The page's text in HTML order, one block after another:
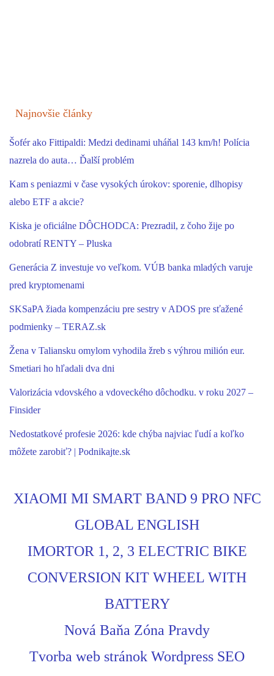
Najnovšie články
Šofér ako Fittipaldi: Medzi dedinami uháňal 143 km/h! Polícia
nazrela do auta… Ďalší problém
Kam s peniazmi v čase vysokých úrokov: sporenie, dlhopisy
alebo ETF a akcie?
Kiska je oficiálne DÔCHODCA: Prezradil, z čoho žije po
odobratí RENTY – Pluska
Generácia Z investuje vo veľkom. VÚB banka mladých varuje
pred kryptomenami
SKSaPA žiada kompenzáciu pre sestry v ADOS pre sťažené
podmienky – TERAZ.sk
Žena v Taliansku omylom vyhodila žreb s výhrou milión eur.
Smetiari ho hľadali dva dni
Valorizácia vdovského a vdoveckého dôchodku. v roku 2027 –
Finsider
Nedostatkové profesie 2026: kde chýba najviac ľudí a koľko
môžete zarobiť? | Podnikajte.sk
XIAOMI MI SMART BAND 9 PRO NFC
GLOBAL ENGLISH
IMORTOR 1, 2, 3 ELECTRIC BIKE
CONVERSION KIT WHEEL WITH
BATTERY
Nová Baňa Zóna Pravdy
Tvorba web stránok Wordpress SEO